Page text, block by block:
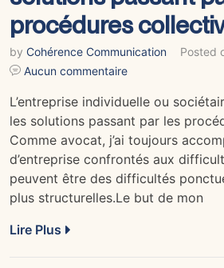
procédures
by Cohérence Communication Posted
Aucun commentaire
L’entreprise individuelle ou
les solutions passant par les
Comme avocat, j’ai toujours
d’entreprise confrontés aux
peuvent être des difficultés
plus structurelles.Le but de mon
Lire Plus